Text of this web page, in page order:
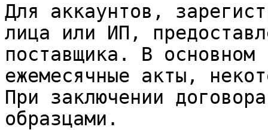
Для аккаунтов,
лица или ИП,
поставщика. В основном
ежемесячные акты,
При заключении
образцами.